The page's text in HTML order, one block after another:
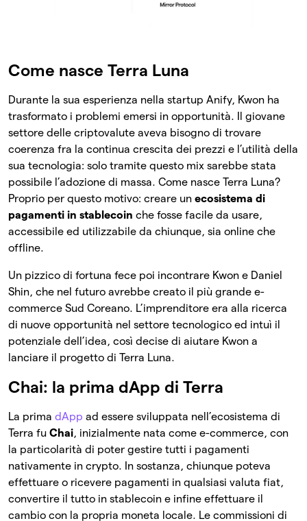
Come nasce Terra Luna
Durante la sua esperienza nella startup Anify, Kwon ha
trasformato i problemi emersi in opportunità. Il giovane
settore delle criptovalute aveva bisogno di trovare
coerenza fra la continua crescita dei prezzi e l’utilità della
sua tecnologia: solo tramite questo mix sarebbe stata
possibile l’adozione di massa. Come nasce Terra Luna?
Proprio per questo motivo: creare un ecosistema di
pagamenti in stablecoin che fosse facile da usare,
accessibile ed utilizzabile da chiunque, sia online che
offline.
Un pizzico di fortuna fece poi incontrare Kwon e Daniel
Shin, che nel futuro avrebbe creato il più grande e-
commerce Sud Coreano. L’imprenditore era alla ricerca
di nuove opportunità nel settore tecnologico ed intuì il
potenziale dell’idea, così decise di aiutare Kwon a
lanciare il progetto di Terra Luna.
Chai: la prima dApp di Terra
La prima dApp ad essere sviluppata nell’ecosistema di
Terra fu Chai, inizialmente nata come e-commerce, con
la particolarità di poter gestire tutti i pagamenti
nativamente in crypto. In sostanza, chiunque poteva
effettuare o ricevere pagamenti in qualsiasi valuta fiat,
convertire il tutto in stablecoin e infine effettuare il
cambio con la propria moneta locale. Le commissioni di